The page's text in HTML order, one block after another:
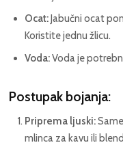
Ocat:Jabučni ocat
Koristite jednu žlicu.
Voda:Voda je
Postupak bojanja:
Priprema ljuski:
mlinca za kavu ili